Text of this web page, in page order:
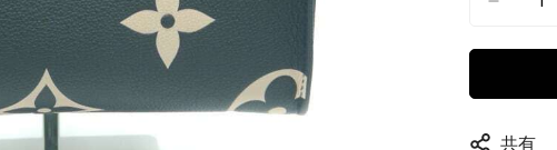
共有